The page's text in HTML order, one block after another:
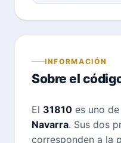
INFORMACIÓN
Sobre el
El 31810 es uno
Navarra. Sus dos
corresponden a la